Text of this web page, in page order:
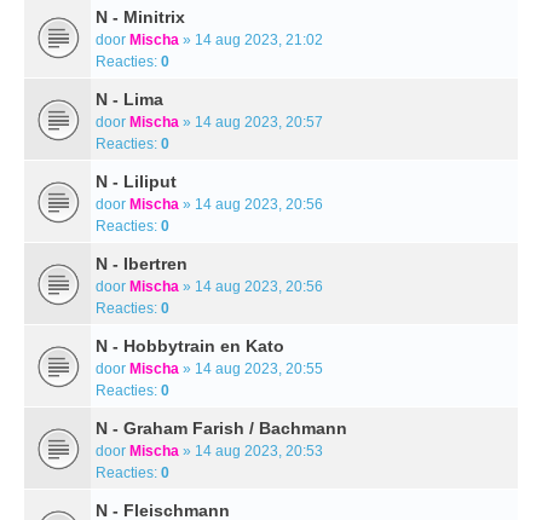
N - Minitrix
door Mischa » 14 aug 2023, 21:02
Reacties: 0
N - Lima
door Mischa » 14 aug 2023, 20:57
Reacties: 0
N - Liliput
door Mischa » 14 aug 2023, 20:56
Reacties: 0
N - Ibertren
door Mischa » 14 aug 2023, 20:56
Reacties: 0
N - Hobbytrain en Kato
door Mischa » 14 aug 2023, 20:55
Reacties: 0
N - Graham Farish / Bachmann
door Mischa » 14 aug 2023, 20:53
Reacties: 0
N - Fleischmann